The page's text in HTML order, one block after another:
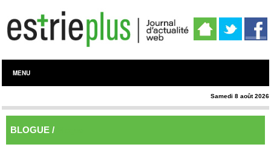
MENU
Samedi 8 août 2026
BLOGUE /